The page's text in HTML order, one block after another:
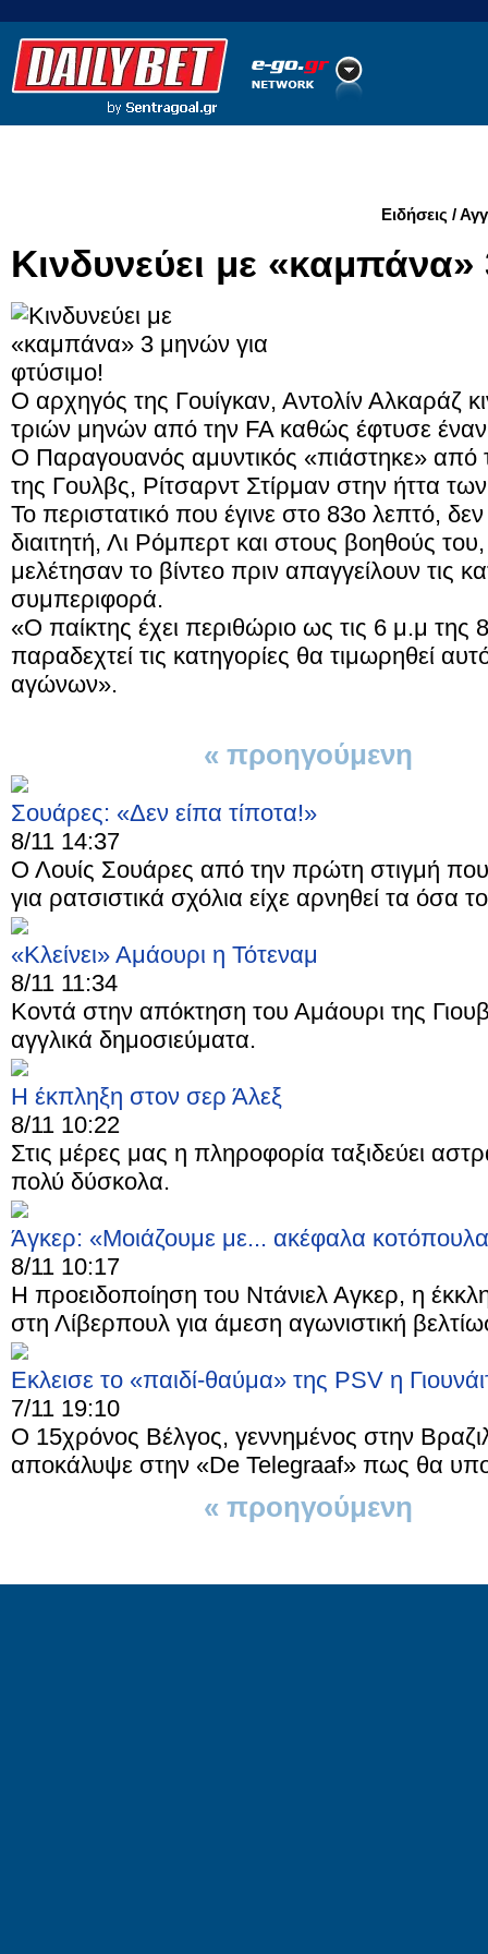
Ειδήσεις /
Κινδυνεύει με
Ο αρχηγός της Γουίγκαν, Αντολίν Αλκαράζ
τριών μηνών από την FA καθώς έφτυσε
Ο Παραγουανός αμυντικός «πιάστηκε» από
της Γουλβς, Ρίτσαρντ Στίρμαν στην ήττα
Το περιστατικό που έγινε στο 83ο λεπτό,
διαιτητή, Λι Ρόμπερτ και στους βοηθούς
μελέτησαν το βίντεο πριν απαγγείλουν τις
συμπεριφορά.
«Ο παίκτης έχει περιθώριο ως τις 6 μ.μ
παραδεχτεί τις κατηγορίες θα τιμωρηθεί
αγώνων».
« προηγούμενη
Σουάρες: «Δεν είπα τίποτα!»
8/11 14:37
Ο Λουίς Σουάρες από την πρώτη στιγμή
για ρατσιστικά σχόλια είχε αρνηθεί τα όσα
«Κλείνει» Αμάουρι η Τότεναμ
8/11 11:34
Κοντά στην απόκτηση του Αμάουρι της
αγγλικά δημοσιεύματα.
Η έκπληξη στον σερ Άλεξ
8/11 10:22
Στις μέρες μας η πληροφορία ταξιδεύει
πολύ δύσκολα.
Άγκερ: «Μοιάζουμε με... ακέφαλα
8/11 10:17
Η προειδοποίηση του Ντάνιελ Αγκερ, η
στη Λίβερπουλ για άμεση αγωνιστική
Εκλεισε το «παιδί-θαύμα» της PSV η
7/11 19:10
Ο 15χρόνος Βέλγος, γεννημένος στην
αποκάλυψε στην «De Telegraaf» πως θα
« προηγούμενη